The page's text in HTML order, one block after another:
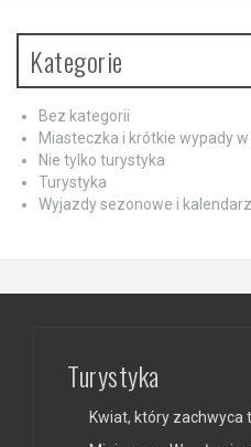
Kategorie
Bez kategorii
Miasteczka i krótkie wypady w
Nie tylko turystyka
Turystyka
Wyjazdy sezonowe i
Turystyka
Kwiat, który zachwyca